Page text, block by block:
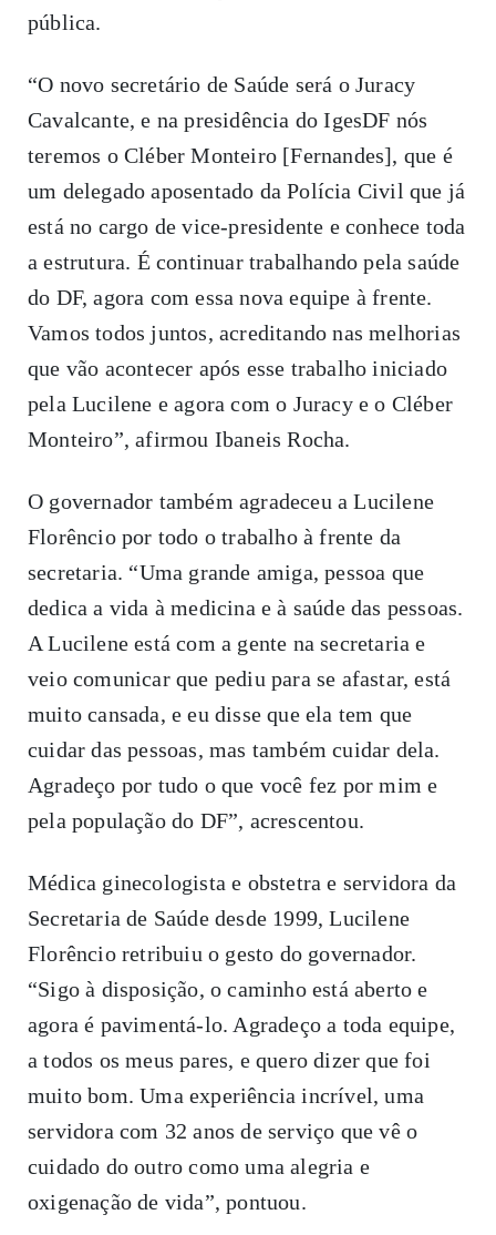
pública.
“O novo secretário de Saúde será o Juracy
Cavalcante, e na presidência do IgesDF nós
teremos o Cléber Monteiro [Fernandes], que é
um delegado aposentado da Polícia Civil que já
está no cargo de vice-presidente e conhece toda
a estrutura. É continuar trabalhando pela saúde
do DF, agora com essa nova equipe à frente.
Vamos todos juntos, acreditando nas melhorias
que vão acontecer após esse trabalho iniciado
pela Lucilene e agora com o Juracy e o Cléber
Monteiro”, afirmou Ibaneis Rocha.
O governador também agradeceu a Lucilene
Florêncio por todo o trabalho à frente da
secretaria. “Uma grande amiga, pessoa que
dedica a vida à medicina e à saúde das pessoas.
A Lucilene está com a gente na secretaria e
veio comunicar que pediu para se afastar, está
muito cansada, e eu disse que ela tem que
cuidar das pessoas, mas também cuidar dela.
Agradeço por tudo o que você fez por mim e
pela população do DF”, acrescentou.
Médica ginecologista e obstetra e servidora da
Secretaria de Saúde desde 1999, Lucilene
Florêncio retribuiu o gesto do governador.
“Sigo à disposição, o caminho está aberto e
agora é pavimentá-lo. Agradeço a toda equipe,
a todos os meus pares, e quero dizer que foi
muito bom. Uma experiência incrível, uma
servidora com 32 anos de serviço que vê o
cuidado do outro como uma alegria e
oxigenação de vida”, pontuou.